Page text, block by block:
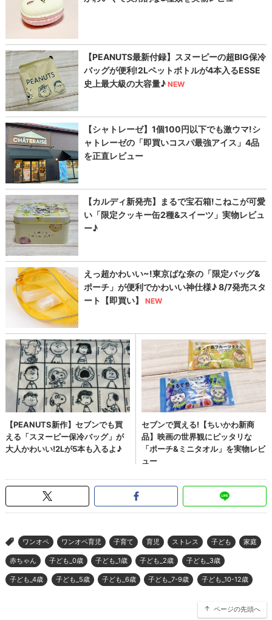
> ワンオペ ワンオペ育児 子育て 育児 ストレス 子ども 家庭
赤ちゃん 子ども_0歳 子ども_1歳 子ども_2歳 子ども_3歳
子ども_4歳 子ども_5歳 子ども_6歳 子ども_7-9歳 子ども_10-12歳
ページの先頭へ